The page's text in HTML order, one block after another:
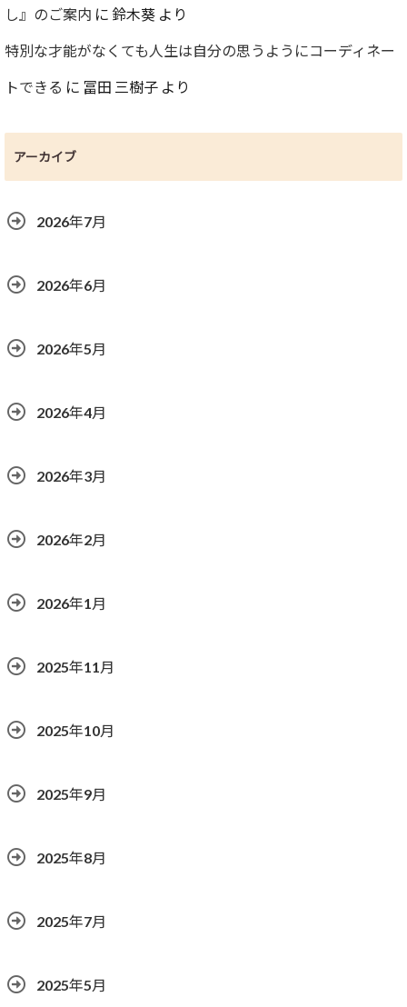
し』のご案内 に 鈴木葵 より
特別な才能がなくても人生は自分の思うようにコーディネー
トできる に 冨田 三樹子 より
アーカイブ
2026年7月
2026年6月
2026年5月
2026年4月
2026年3月
2026年2月
2026年1月
2025年11月
2025年10月
2025年9月
2025年8月
2025年7月
2025年5月